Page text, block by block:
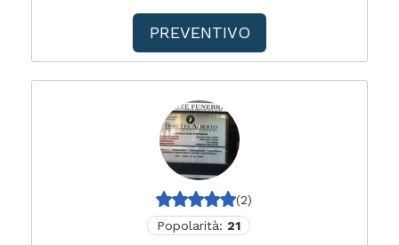
PREVENTIVO
(2)
Popolarità: 21